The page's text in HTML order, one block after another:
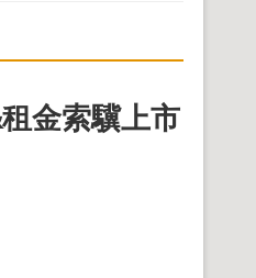
金索驥上市